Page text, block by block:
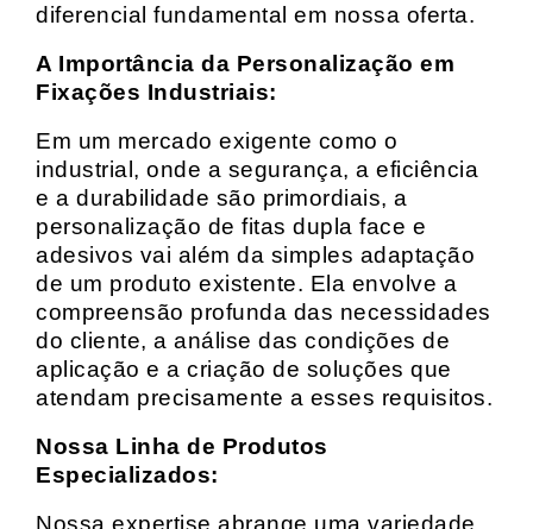
diferencial fundamental em nossa oferta.
A Importância da Personalização em
Fixações Industriais:
Em um mercado exigente como o
industrial, onde a segurança, a eficiência
e a durabilidade são primordiais, a
personalização de fitas dupla face e
adesivos vai além da simples adaptação
de um produto existente. Ela envolve a
compreensão profunda das necessidades
do cliente, a análise das condições de
aplicação e a criação de soluções que
atendam precisamente a esses requisitos.
Nossa Linha de Produtos
Especializados:
Nossa expertise abrange uma variedade